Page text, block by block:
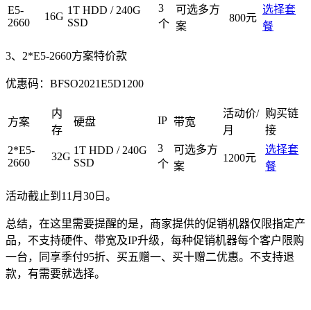
E5-
2660
16G
1T HDD / 240G
SSD
3
个
可选多方
案
800元
选择套
餐
3、2*E5-2660方案特价款
优惠码： BFSO2021E5D1200
方案
内
存
硬盘 IP 带宽
活动价/
月
购买链
接
2*E5-
2660
32G
1T HDD / 240G
SSD
3
个
可选多方
案
1200元
选择套
餐
活动截止到11月30日。
总结，在这里需要提醒的是，商家提供的促销机器仅限指定产
品，不支持硬件、带宽及IP升级，每种促销机器每个客户限购
一台，同享季付95折、买五赠一、买十赠二优惠。不支持退
款，有需要就选择。